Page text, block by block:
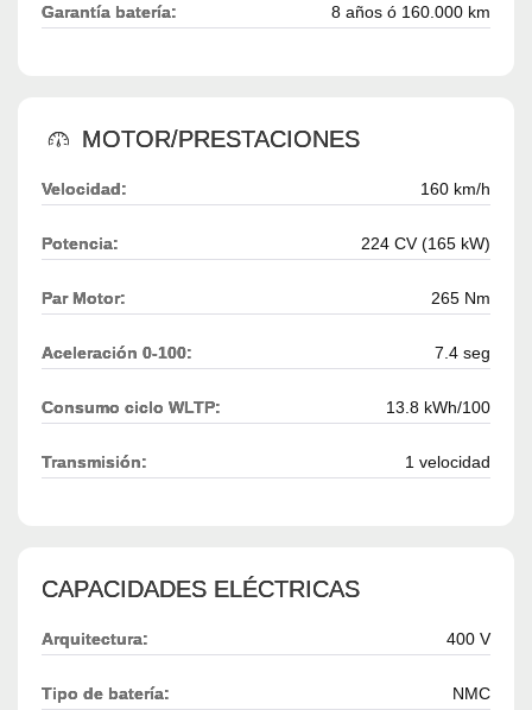
Garantía batería: 8 años ó 160.000 km
MOTOR/PRESTACIONES
Velocidad: 160 km/h
Potencia: 224 CV (165 kW)
Par Motor: 265 Nm
Aceleración 0-100: 7.4 seg
Consumo ciclo WLTP: 13.8 kWh/100
Transmisión: 1 velocidad
CAPACIDADES ELÉCTRICAS
Arquitectura: 400 V
Tipo de batería: NMC